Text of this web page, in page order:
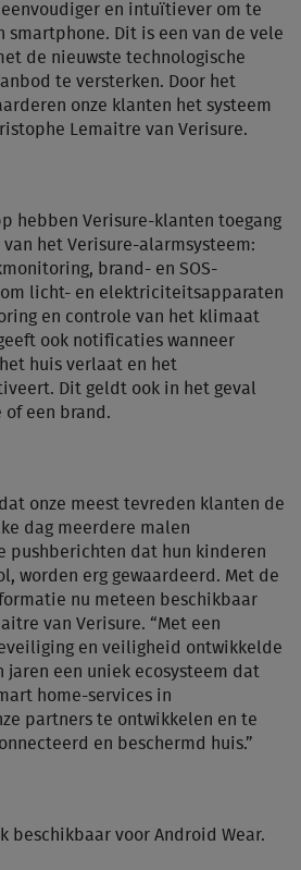
en intuïtiever om te
smartphone. Dit is een van de vele
de nieuwste technologische
te versterken. Door het
onze klanten het systeem
Lemaitre van Verisure.
hebben Verisure-klanten toegang
het Verisure-alarmsysteem:
brand- en SOS-
licht- en elektriciteitsapparaten
en controle van het klimaat
ook notificaties wanneer
huis verlaat en het
Dit geldt ook in het geval
of een brand.
onze meest tevreden klanten de
dag meerdere malen
pushberichten dat hun kinderen
worden erg gewaardeerd. Met de
nu meteen beschikbaar
van Verisure. “Met een
en veiligheid ontwikkelde
jaren een uniek ecosysteem dat
home-services in
partners te ontwikkelen en te
en beschermd huis.”
beschikbaar voor Android Wear.